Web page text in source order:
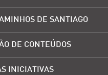
DE SANTIAGO
DE CONTEÚDOS
INICIATIVAS